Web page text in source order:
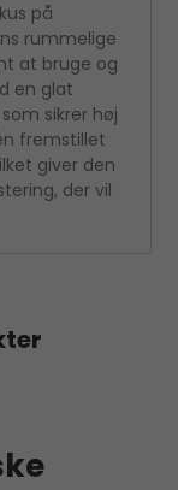
på
rummelige
at bruge og
en glat
sikrer høj
fremstillet
giver den
der vil